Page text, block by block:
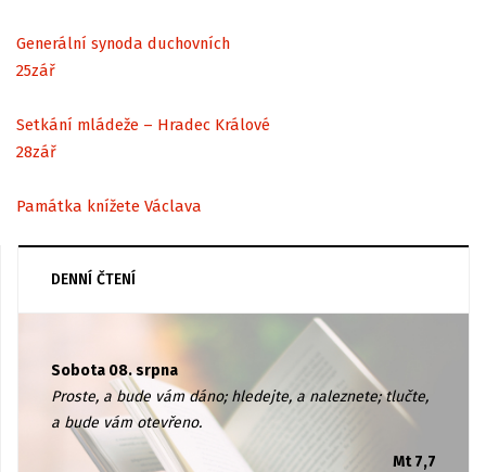
Generální synoda duchovních
25zář
Setkání mládeže – Hradec Králové
28zář
Památka knížete Václava
DENNÍ ČTENÍ
Sobota 08. srpna
Proste, a bude vám dáno; hledejte, a naleznete; tlučte,
a bude vám otevřeno.
Mt 7,7